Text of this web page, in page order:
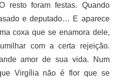
resto foram festas. Quando
e deputado… E aparece
coxa que se enamora dele,
com a certa rejeição.
amor de sua vida. Num
Virgília não é flor que se